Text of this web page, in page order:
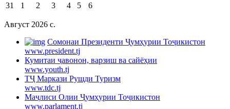
31
1 2 3 4 5 6
Август 2026 c.
Cомонаи Президенти Ҷумҳурии Тоҷикистон
www.president.tj
Кумитаи ҷавонон, варзиш ва сайёҳии
www.youth.tj
ТҶ Маркази Рушди Туризм
www.tdc.tj
Маҷлиси Олии Ҷумҳурии Тоҷикистон
www.parlament.tj